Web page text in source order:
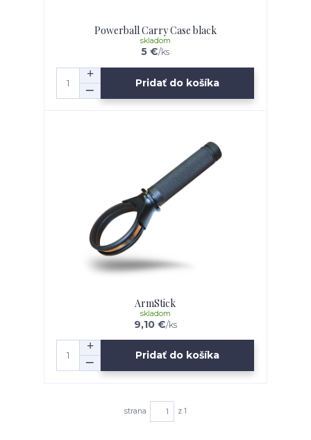
Powerball Carry Case black
5 €/ks
skladom
Pridať do košíka
ArmStick
9,10 €/ks
skladom
Pridať do košíka
strana z 1